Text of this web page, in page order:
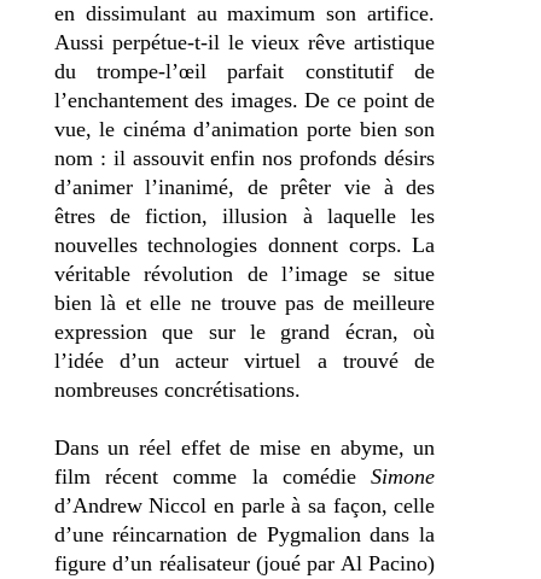
en dissimulant au maximum son artifice.
Aussi perpétue-t-il le vieux rêve artistique
du trompe-l’œil parfait constitutif de
l’enchantement des images. De ce point de
vue, le cinéma d’animation porte bien son
nom : il assouvit enfin nos profonds désirs
d’animer l’inanimé, de prêter vie à des
êtres de fiction, illusion à laquelle les
nouvelles technologies donnent corps. La
véritable révolution de l’image se situe
bien là et elle ne trouve pas de meilleure
expression que sur le grand écran, où
l’idée d’un acteur virtuel a trouvé de
nombreuses concrétisations.
Dans un réel effet de mise en abyme, un
film récent comme la comédieSimone
d’Andrew Niccol en parle à sa façon, celle
d’une réincarnation de Pygmalion dans la
figure d’un réalisateur (joué par Al Pacino)